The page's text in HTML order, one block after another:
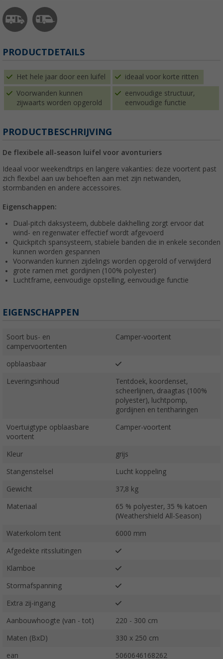
PRODUCTDETAILS
Het hele jaar door een luifel ideaal voor korte ritten
Voorwanden kunnen
zijwaarts worden opgerold
eenvoudige structuur,
eenvoudige functie
PRODUCTBESCHRIJVING
De flexibele all-season luifel voor avonturiers
Ideaal voor weekendtrips en langere vakanties: deze voortent past
zich flexibel aan uw behoeften aan met zijn netwanden,
stormbanden en andere accessoires.
Eigenschappen:
Dual-pitch daksysteem, dubbele dakhelling zorgt ervoor dat
wind- en regenwater effectief wordt afgevoerd
Quickpitch spansysteem, stabiele banden die in enkele seconden
kunnen worden gespannen
Voorwanden kunnen zijdelings worden opgerold of verwijderd
grote ramen met gordijnen (100% polyester)
Luchtframe, eenvoudige opstelling, eenvoudige functie
EIGENSCHAPPEN
Soort bus- en
campervoortenten
Camper-voortent
opblaasbaar
Leveringsinhoud
Tentdoek, koordenset,
scheerlijnen, draagtas (100%
polyester), luchtpomp,
gordijnen en tentharingen
Voertuigtype opblaasbare
voortent
Camper-voortent
Kleur grijs
Stangenstelsel Lucht koppeling
Gewicht 37,8 kg
Materiaal
65 % polyester, 35 % katoen
(Weathershield All-Season)
Waterkolom tent 6000 mm
Afgedekte ritssluitingen
Klamboe
Stormafspanning
Extra zij-ingang
Aanbouwhoogte (van - tot) 220 - 300 cm
Maten (BxD) 330 x 250 cm
ean 5060646168262